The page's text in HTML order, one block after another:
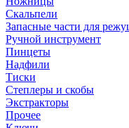
Скальпели
Запасные части для
Ручной инструмент
Пинцеты
Надфили
Тиски
Степлеры и скобы
Экстракторы
Прочее